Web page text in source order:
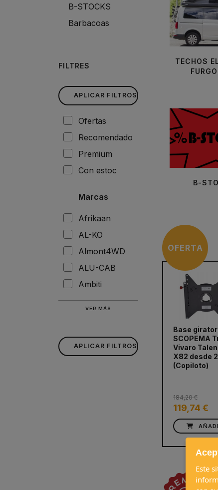
TECHOS
B-
OFERTA
Base
SCOPEMA
Vivaro
X82 desde
(Copiloto)
119,74 €
184,20 €
prev
B-STOCKS
Barbacoas
FILTRES
APLICAR FILTROS
Ofertas
Recomendado
Premium
Con estoc
Marcas
Afrikaan
AL-KO
Almont4WD
ALU-CAB
Ambiti
VER MÁS
APLICAR FILTROS
Este